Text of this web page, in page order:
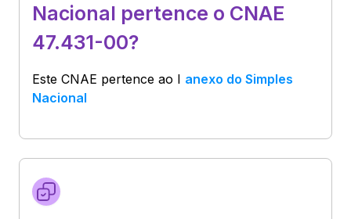
Nacional pertence o CNAE
47.431-00?
Este CNAE pertence ao I anexo do Simples
Nacional